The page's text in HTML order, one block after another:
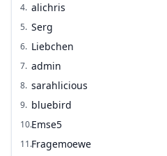
4. alichris
5. Serg
6. Liebchen
7. admin
8. sarahlicious
9. bluebird
10.Emse5
11.Fragemoewe